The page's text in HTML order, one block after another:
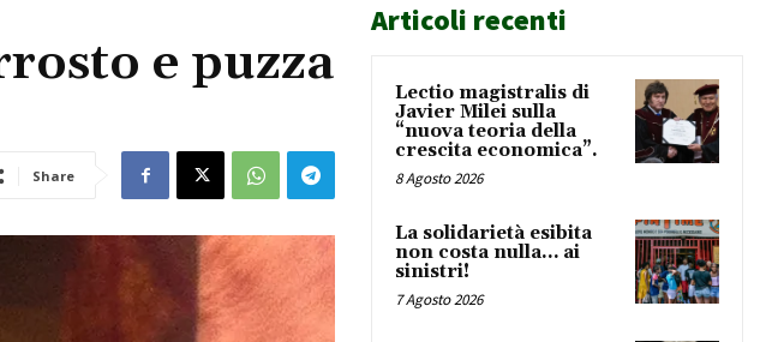
e puzza
Share
Articoli recenti
Lectio magistralis di
Javier Milei sulla
“nuova teoria della
crescita economica”.
8 Agosto 2026
La solidarietà esibita
non costa nulla… ai
sinistri!
7 Agosto 2026